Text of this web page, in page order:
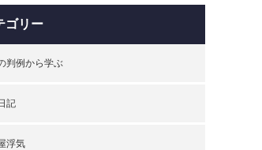
ゴリー
判例から学ぶ
記
浮気